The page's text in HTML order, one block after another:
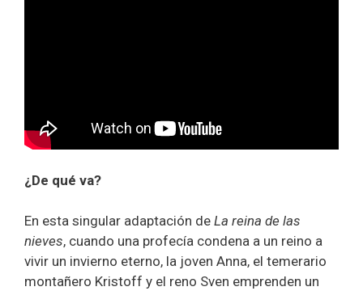
¿De qué va?
En esta singular adaptación de La reina de las
nieves, cuando una profecía condena a un reino a
vivir un invierno eterno, la joven Anna, el temerario
montañero Kristoff y el reno Sven emprenden un